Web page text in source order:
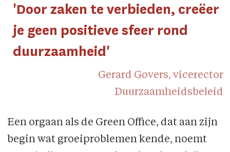
'Door zaken te verbieden, creëer
je geen positieve sfeer rond
duurzaamheid'
Gerard Govers, vicerector
Duurzaamheidsbeleid
Een orgaan als de Green Office, dat aan zijn
begin wat groeiproblemen kende, noemt